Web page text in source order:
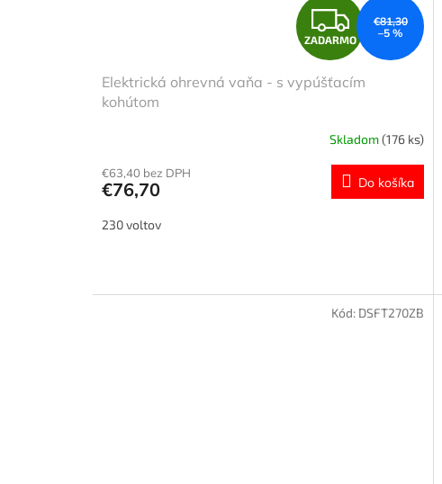
Z
A
D
A
R
M
ZADARMO
€81,30
–5 %
Elektrická ohrevná vaňa - s vypúšťacím
kohútom
Skladom(176 ks)
€63,40 bez DPH
€76,70 Do košíka
230 voltov
Kód: DSFT270ZB